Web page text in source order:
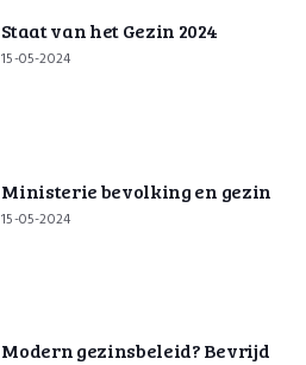
Staat van het Gezin 2024
15-05-2024
Ministerie bevolking en gezin
15-05-2024
Modern gezinsbeleid? Bevrijd